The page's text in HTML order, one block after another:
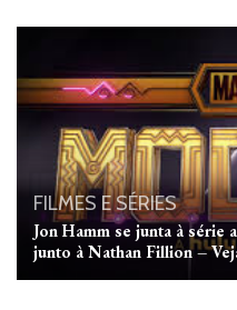
FILMES E SÉRIES
Jon Hamm se junta à série
junto à Nathan Fillion –